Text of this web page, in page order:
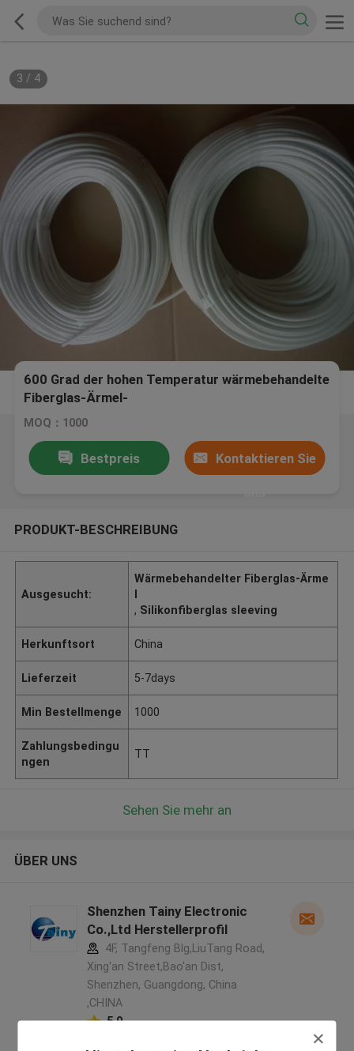
3 / 4
600 Grad der hohen Temperatur wärmebehandelte
Fiberglas-Ärmel-
MOQ：1000
Bestpreis Kontaktieren Sie
PRODUKT-BESCHREIBUNG
Ausgesucht:
Wärmebehandelter Fiberglas-Ärme
l
, Silikonfiberglas sleeving
Herkunftsort China
Lieferzeit 5-7days
Min Bestellmenge 1000
Zahlungsbedingu
ngen
TT
Sehen Sie mehr an
ÜBER UNS
Shenzhen Tainy Electronic
Co.,Ltd Herstellerprofil
4F, Tangfeng Blg,LiuTang Road,
Xing'an Street,Bao'an Dist,
Shenzhen, Guangdong, China
,CHINA
5.0